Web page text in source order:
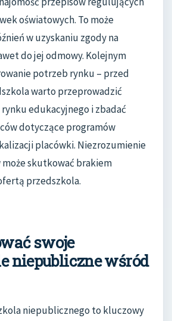
oświatowych. To może
w uzyskaniu zgody na
do jej odmowy. Kolejnym
potrzeb rynku – przed
warto przeprowadzić
edukacyjnego i zbadać
dotyczące programów
placówki. Niezrozumienie
skutkować brakiem
przedszkola.
swoje
niepubliczne wśród
niepublicznego to kluczowy